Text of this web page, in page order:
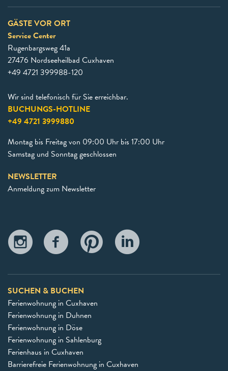
GÄSTE VOR ORT
Service Center
Rugenbargsweg 41a
27476 Nordseeheilbad Cuxhaven
+49 4721 399988-120
Wir sind telefonisch für Sie erreichbar.
BUCHUNGS-HOTLINE
+49 4721 3999880
Montag bis Freitag von 09:00 Uhr bis 17:00 Uhr
Samstag und Sonntag geschlossen
NEWSLETTER
Anmeldung zum Newsletter
SUCHEN & BUCHEN
Ferienwohnung in Cuxhaven
Ferienwohnung in Duhnen
Ferienwohnung in Döse
Ferienwohnung in Sahlenburg
Ferienhaus in Cuxhaven
Barrierefreie Ferienwohnung in Cuxhaven